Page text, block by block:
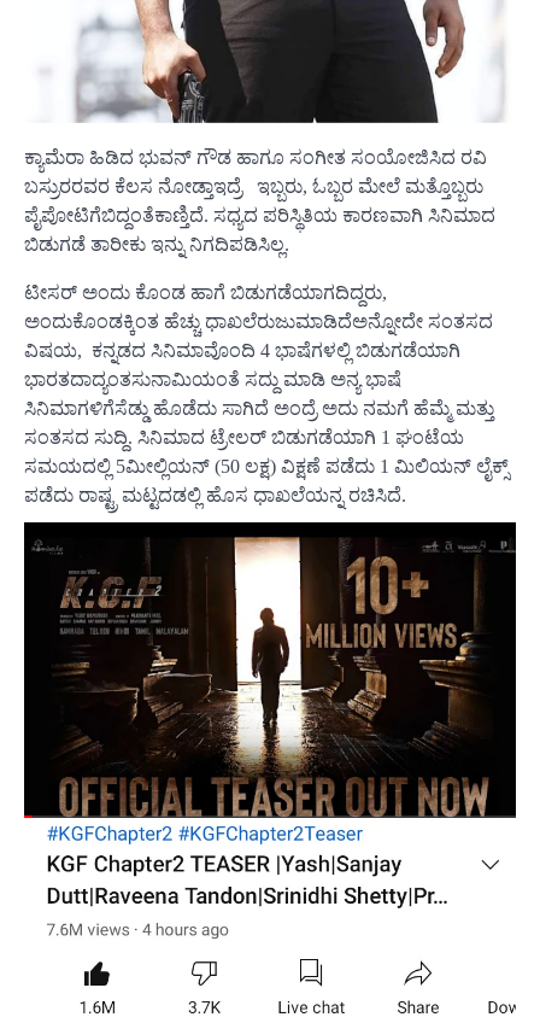
ಕ್ಯಾಮೆರಾ ಹಿಡಿದ ಭುವನ್ ಗೌಡ ಹಾಗೂ ಸಂಗೀತ ಸಂಯೋಜಿಸಿದ ರವಿ
ಬಸ್ರುರರವರ ಕೆಲಸ ನೋಡ್ತಾಇದ್ರೆ ಇಬ್ಬರು, ಓಬ್ಬರ ಮೇಲೆ ಮತ್ತೊಬ್ಬರು
ಪೈಪೋಟಿಗೆಬಿದ್ದಂತೆಕಾಣ್ತಿದೆ. ಸಧ್ಯದ ಪರಿಸ್ಥಿತಿಯ ಕಾರಣವಾಗಿ ಸಿನಿಮಾದ
ಬಿಡುಗಡೆ ತಾರೀಕು ಇನ್ನು ನಿಗದಿಪಡಿಸಿಲ್ಲ.
ಟೀಸರ್ ಅಂದು ಕೊಂಡ ಹಾಗೆ ಬಿಡುಗಡೆಯಾಗದಿದ್ದರು,
ಅಂದುಕೊಂಡಕ್ಕಿಂತ ಹೆಚ್ಚು ಧಾಖಲೆರುಜುಮಾಡಿದೆಅನ್ನೋದೇ ಸಂತಸದ
ವಿಷಯ, ಕನ್ನಡದ ಸಿನಿಮಾವೊಂದಿ 4 ಭಾಷೆಗಳಲ್ಲಿ ಬಿಡುಗಡೆಯಾಗಿ
ಭಾರತದಾದ್ಯಂತಸುನಾಮಿಯಂತೆ ಸದ್ದು ಮಾಡಿ ಅನ್ಯ ಭಾಷೆ
ಸಿನಿಮಾಗಳಿಗೆಸೆಡ್ಡು ಹೊಡೆದು ಸಾಗಿದೆ ಅಂದ್ರೆ ಅದು ನಮಗೆ ಹೆಮ್ಮೆ ಮತ್ತು
ಸಂತಸದ ಸುದ್ದಿ. ಸಿನಿಮಾದ ಟ್ರೇಲರ್ ಬಿಡುಗಡೆಯಾಗಿ 1 ಘಂಟೆಯ
ಸಮಯದಲ್ಲಿ 5ಮೀಲ್ಲಿಯನ್ (50 ಲಕ್ಷ) ವಿಕ್ಷಣೆ ಪಡೆದು 1 ಮಿಲಿಯನ್ ಲೈಕ್ಸ್
ಪಡೆದು ರಾಷ್ಟ್ರ ಮಟ್ಟದಡಲ್ಲಿ ಹೊಸ ಧಾಖಲೆಯನ್ನ ರಚಿಸಿದೆ.